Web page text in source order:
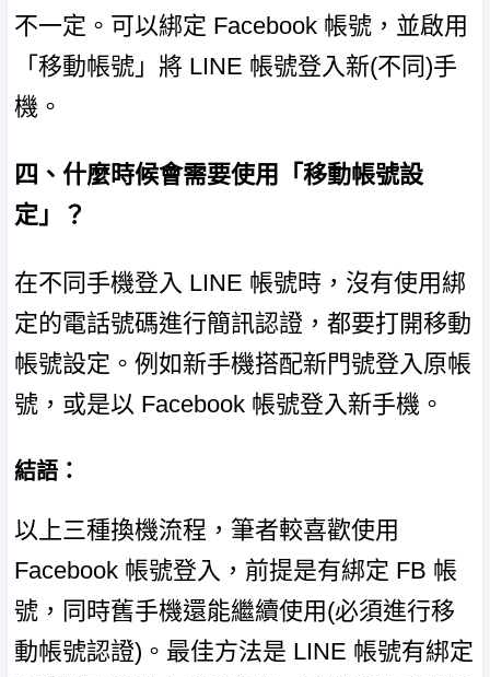
不一定。可以綁定 Facebook 帳號，並啟用
「移動帳號」將 LINE 帳號登入新(不同)手
機。
四、什麼時候會需要使用「移動帳號設
定」？
在不同手機登入 LINE 帳號時，沒有使用綁
定的電話號碼進行簡訊認證，都要打開移動
帳號設定。例如新手機搭配新門號登入原帳
號，或是以 Facebook 帳號登入新手機。
結語：
以上三種換機流程，筆者較喜歡使用
Facebook 帳號登入，前提是有綁定 FB 帳
號，同時舊手機還能繼續使用(必須進行移
動帳號認證)。最佳方法是 LINE 帳號有綁定